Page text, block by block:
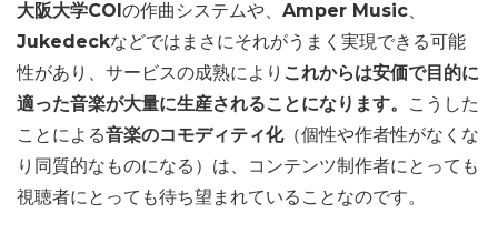
大阪大学COIの作曲システムや、 Amper Music、
Jukedeckなどではまさにそれがうまく実現できる可能
性があり、サービスの成熟により これからは安価で目的に
適った音楽が大量に生産されることになります。
こうした
ことによる音楽のコモディティ化（個性や作者性がなくな
り同質的なものになる）は、コンテンツ制作者にとっても
視聴者にとっても待ち望まれていることなのです。